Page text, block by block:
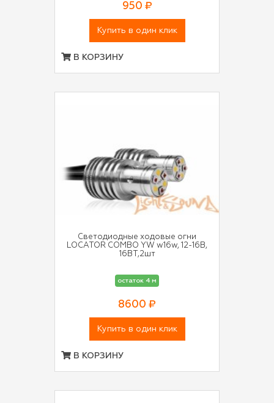
950 ₽
Купить в один клик
В КОРЗИНУ
Светодиодные ходовые огни
LOCATOR COMBO YW w16w, 12-16В,
16ВТ,2шт
остаток 4 м
8600 ₽
Купить в один клик
В КОРЗИНУ